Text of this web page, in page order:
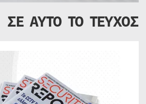
ΣΕ ΑΥΤΟ ΤΟ ΤΕΥΧΟΣ